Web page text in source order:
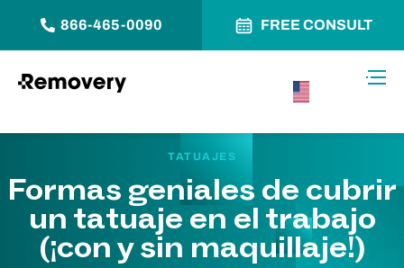
866-465-0090 FREE CONSULT
TATUAJES
Formas geniales de cubrir
un tatuaje en el trabajo
(¡con y sin maquillaje!)